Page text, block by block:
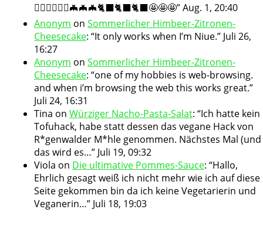
🧛🏻‍♀️🧛🏻‍♀️🦇🦇🦇🐈‍⬛🐈‍⬛🐈‍⬛🤩🤩🤩”Aug. 1, 20:40
Anonym on Sommerlicher Himbeer-Zitronen-
Cheesecake: “It only works when I’m Niue.” Juli 26,
16:27
Anonym on Sommerlicher Himbeer-Zitronen-
Cheesecake: “one of my hobbies is web-browsing.
and when i’m browsing the web this works great.”
Juli 24, 16:31
Tina on Würziger Nacho-Pasta-Salat: “Ich hatte kein
Tofuhack, habe statt dessen das vegane Hack von
R*genwalder M*hle genommen. Nächstes Mal (und
das wird es…” Juli 19, 09:32
Viola on Die ultimative Pommes-Sauce: “Hallo,
Ehrlich gesagt weiß ich nicht mehr wie ich auf diese
Seite gekommen bin da ich keine Vegetarierin und
Veganerin…” Juli 18, 19:03